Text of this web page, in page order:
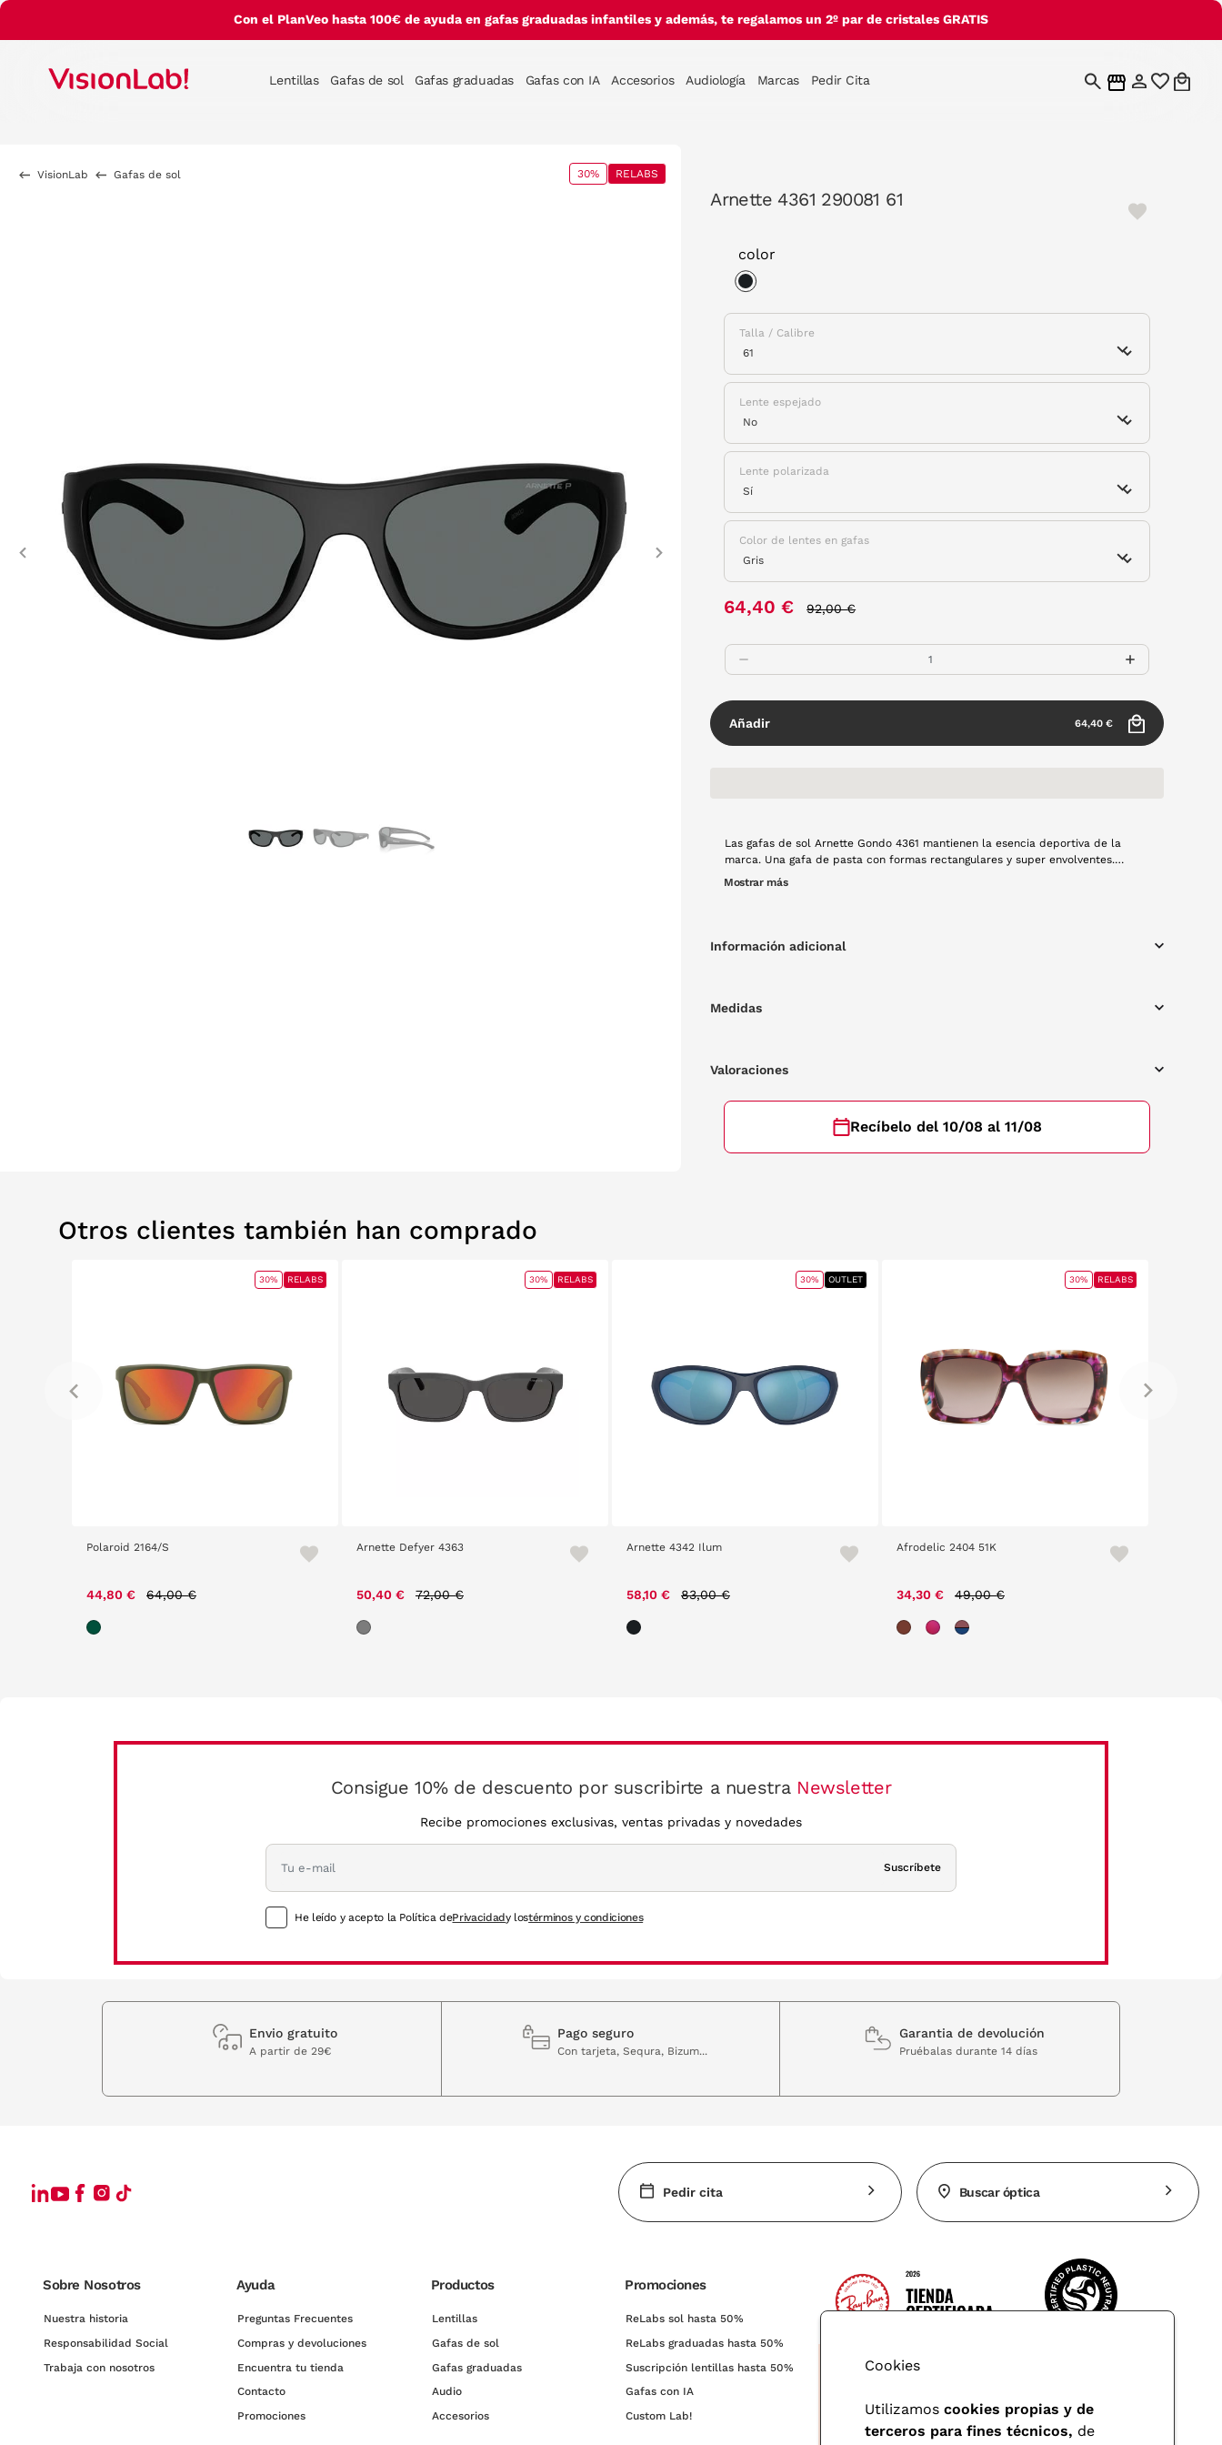
Con el PlanVeo hasta 100€ de ayuda en gafas graduadas infantiles y además, te regalamos un 2º par de cristales GRATIS
Lentillas Gafas de sol Gafas graduadas Gafas con IA Accesorios Audiología Marcas Pedir Cita
VisionLab Gafas de sol 30% RELABS
Previous
Arnette 4361 290081 61
color
Talla / Calibre
Lente espejado
Lente polarizada
Color de lentes en gafas
64,40 € 92,00 €
Añadir 64,40 €
Las gafas de sol Arnette Gondo 4361 mantienen la esencia deportiva de la
marca. Una gafa de pasta con formas rectangulares y super envolventes.
Montura de pasta en color azul.
Mostrar más
Información adicional
Medidas
Valoraciones
Recíbelo del 10/08 al 11/08
Otros clientes también han comprado
Polaroid 2164/S
44,80 € 64,00 €
30% RELABS
Arnette Defyer 4363
50,40 € 72,00 €
30% RELABS
Arnette 4342 Ilum
58,10 € 83,00 €
30% OUTLET
Afrodelic 2404 51K
34,30 € 49,00 €
30% RELABS
Consigue 10% de descuento por suscribirte a nuestra Newsletter
Recibe promociones exclusivas, ventas privadas y novedades
Suscríbete
He leído y acepto la Política dePrivacidady lostérminos y condiciones
Envio gratuito
A partir de 29€
Pago seguro
Con tarjeta, Sequra, Bizum...
Garantia de devolución
Pruébalas durante 14 días
Pedir cita Buscar óptica
Sobre Nosotros
Nuestra historia
Responsabilidad Social
Trabaja con nosotros
Ayuda
Preguntas Frecuentes
Compras y devoluciones
Encuentra tu tienda
Contacto
Promociones
Productos
Lentillas
Gafas de sol
Gafas graduadas
Audio
Accesorios
Promociones
ReLabs sol hasta 50%
ReLabs graduadas hasta 50%
Suscripción lentillas hasta 50%
Gafas con IA
Custom Lab!
Cookies
Utilizamos cookies propias y de
terceros para fines técnicos, de